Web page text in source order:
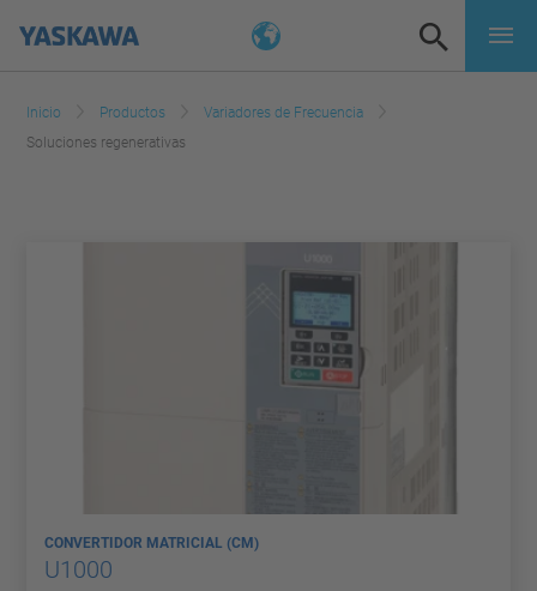
Inicio Productos
Variadores de Frecuencia
Soluciones regenerativas
CONVERTIDOR MATRICIAL (CM)
U1000